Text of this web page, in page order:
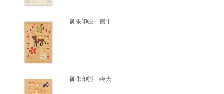
御朱印帳 俵牛
御朱印帳 柴犬